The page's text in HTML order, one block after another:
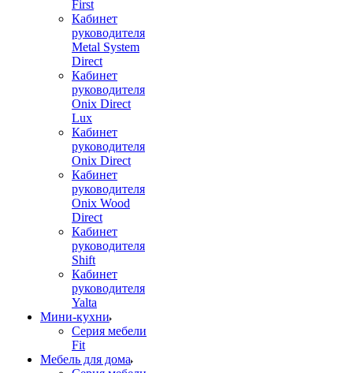
First
Кабинет
руководителя
Metal System
Direct
Кабинет
руководителя
Onix Direct
Lux
Кабинет
руководителя
Onix Direct
Кабинет
руководителя
Onix Wood
Direct
Кабинет
руководителя
Shift
Кабинет
руководителя
Yalta
Мини-кухни
Серия мебели
Fit
Мебель для дома